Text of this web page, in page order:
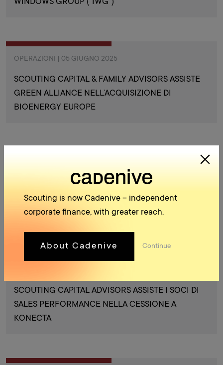
WINDOWS GROUP (“IWG”)
OPERAZIONI | 05 GIUGNO 2025
SCOUTING CAPITAL & FAMILY ADVISORS ASSISTE
GREEN ALLIANCE NELL’ACQUISIZIONE DI
BIOENERGY EUROPE
SCOUTING CAPITAL & FAMILY ADVISORS ASSISTE
METALMECCANICA SPAGGIARI NELLA CESSIONE A
ENDEAVOUR
SCOUTING CAPITAL ADVISORS ASSISTE I SOCI DI
SALES PERFORMANCE NELLA CESSIONE A
KONECTA
Scouting is now Cadenive – independent
corporate finance, with greater reach.
About Cadenive Continue